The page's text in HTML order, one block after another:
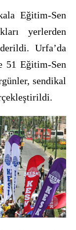
Eğitim-Sen
yerlerden
Urfa’da
51 Eğitim-Sen
sendikal